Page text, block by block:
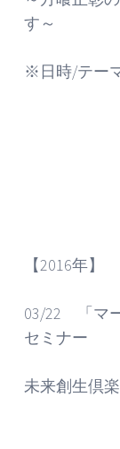
す～
※日時/テー
【2016年】
03/22 「マ
セミナー
未来創生倶